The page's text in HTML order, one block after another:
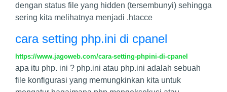
dengan status file yang hidden (tersembunyi) sehingga
sering kita melihatnya menjadi .htacce
cara setting php.ini di cpanel
https://www.jagoweb.com/cara-setting-phpini-di-cpanel
apa itu php. ini ? php.ini atau php.ini adalah sebuah
file konfigurasi yang memungkinkan kita untuk